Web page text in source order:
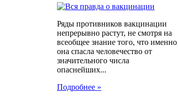
Ряды противников вакцинации
непрерывно растут, не смотря на
всеобщее знание того, что именно
она спасла человечество от
значительного числа
опаснейших...
Подробнее »